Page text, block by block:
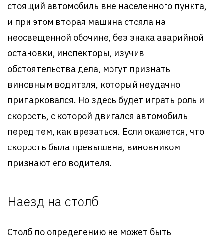
стоящий автомобиль вне населенного пункта,
и при этом вторая машина стояла на
неосвещенной обочине, без знака аварийной
остановки, инспекторы, изучив
обстоятельства дела, могут признать
виновным водителя, который неудачно
припарковался. Но здесь будет играть роль и
скорость, с которой двигался автомобиль
перед тем, как врезаться. Если окажется, что
скорость была превышена, виновником
признают его водителя.
Наезд на столб
Столб по определению не может быть